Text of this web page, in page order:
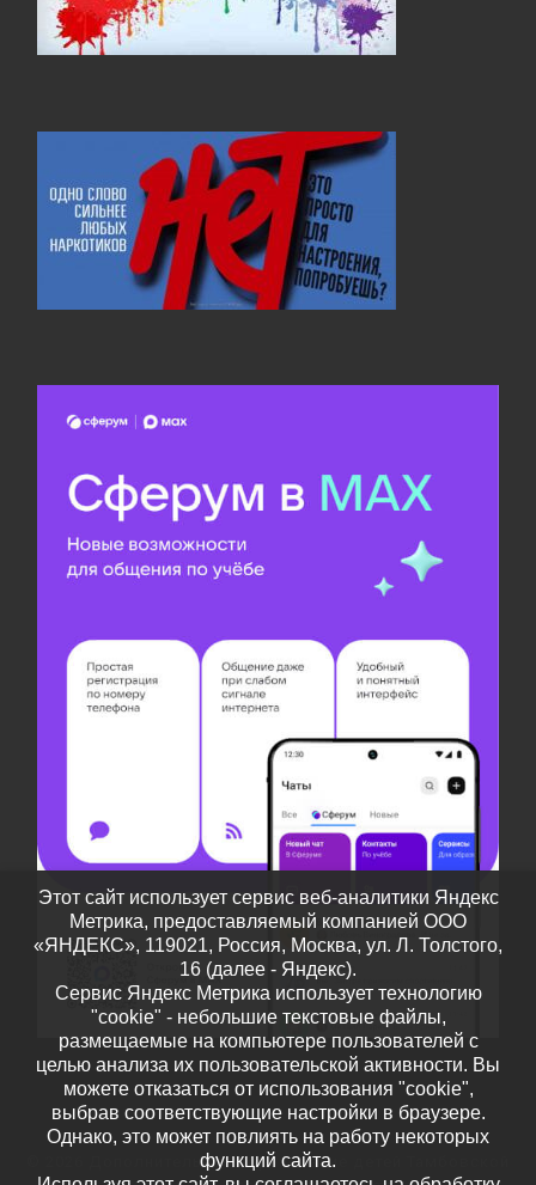
Дополнительное образование детей Тамбовской
Этот сайт использует сервис веб-аналитики Яндекс
Метрика, предоставляемый компанией ООО
«ЯНДЕКС», 119021, Россия, Москва, ул. Л. Толстого,
16 (далее - Яндекс).
Сервис Яндекс Метрика использует технологию
"cookie" - небольшие текстовые файлы,
размещаемые на компьютере пользователей с
целью анализа их пользовательской активности. Вы
можете отказаться от использования "cookie",
выбрав соответствующие настройки в браузере.
Однако, это может повлиять на работу некоторых
функций сайта.